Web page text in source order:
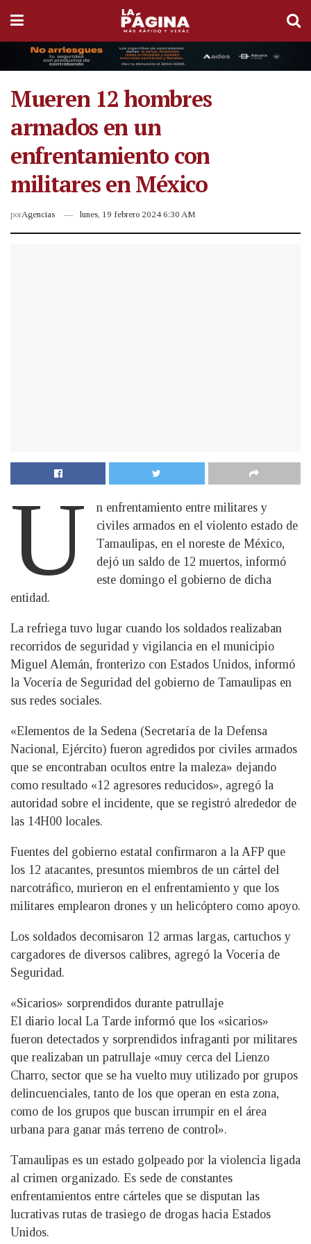
Mueren 12 hombres
armados en un
enfrentamiento con
militares en México
porAgencias lunes, 19 febrero 2024 6:30 AM
U
n enfrentamiento entre militares y
civiles armados en el violento estado de
Tamaulipas, en el noreste de México,
dejó un saldo de 12 muertos, informó
este domingo el gobierno de dicha
entidad.
La refriega tuvo lugar cuando los soldados realizaban
recorridos de seguridad y vigilancia en el municipio
Miguel Alemán, fronterizo con Estados Unidos, informó
la Vocería de Seguridad del gobierno de Tamaulipas en
sus redes sociales.
«Elementos de la Sedena (Secretaría de la Defensa
Nacional, Ejército) fueron agredidos por civiles armados
que se encontraban ocultos entre la maleza» dejando
como resultado «12 agresores reducidos», agregó la
autoridad sobre el incidente, que se registró alrededor de
las 14H00 locales.
Fuentes del gobierno estatal confirmaron a la AFP que
los 12 atacantes, presuntos miembros de un cártel del
narcotráfico, murieron en el enfrentamiento y que los
militares emplearon drones y un helicóptero como apoyo.
Los soldados decomisaron 12 armas largas, cartuchos y
cargadores de diversos calibres, agregó la Vocería de
Seguridad.
«Sicarios» sorprendidos durante patrullaje
El diario local La Tarde informó que los «sicarios»
fueron detectados y sorprendidos infraganti por militares
que realizaban un patrullaje «muy cerca del Lienzo
Charro, sector que se ha vuelto muy utilizado por grupos
delincuenciales, tanto de los que operan en esta zona,
como de los grupos que buscan irrumpir en el área
urbana para ganar más terreno de control».
Tamaulipas es un estado golpeado por la violencia ligada
al crimen organizado. Es sede de constantes
enfrentamientos entre cárteles que se disputan las
lucrativas rutas de trasiego de drogas hacia Estados
Unidos.